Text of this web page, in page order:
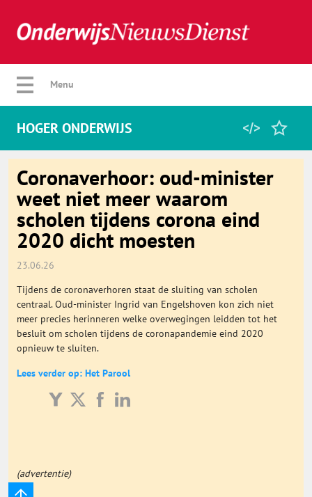
Verberg menu
Home
Favorieten
Algemeen
Onderwijs Totaal
Basisonderwijs
Hoger Onderwijs
Menu
HOGER ONDERWIJS
Coronaverhoor: oud-minister
weet niet meer waarom
scholen tijdens corona eind
2020 dicht moesten
23.06.26
Tijdens de coronaverhoren staat de sluiting van scholen
centraal. Oud-minister Ingrid van Engelshoven kon zich niet
meer precies herinneren welke overwegingen leidden tot het
besluit om scholen tijdens de coronapandemie eind 2020
opnieuw te sluiten.
Lees verder op: Het Parool
(advertentie)